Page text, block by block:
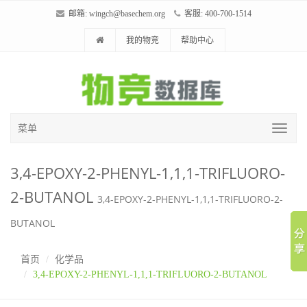
邮箱: wingch@basechem.org 客服: 400-700-1514
我的物竞 帮助中心
菜单
3,4-EPOXY-2-PHENYL-1,1,1-TRIFLUORO-
2-BUTANOL 3,4-EPOXY-2-PHENYL-1,1,1-TRIFLUORO-2-
BUTANOL
首页
化学品
3,4-EPOXY-2-PHENYL-1,1,1-TRIFLUORO-2-BUTANOL